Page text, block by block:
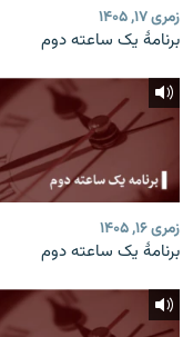
زمری ۱۷, ۱۴۰۵
برنامۀ یک ساعته دوم
زمری ۱۶, ۱۴۰۵
برنامۀ یک ساعته دوم